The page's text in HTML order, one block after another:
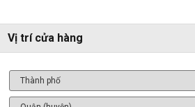
Vị trí cửa hàng